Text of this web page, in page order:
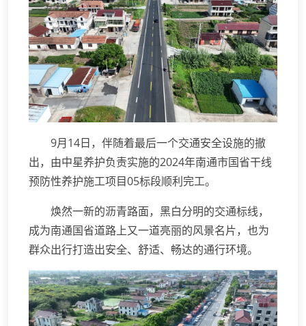
9月14日，伴随着最后一个交通安全设施的撤
出，由中星养护负责实施的2024年南通市国省干线
预防性养护施工项目05标段顺利完工。
焕然一新的沥青路面，黑白分明的交通标线，
成为南通国省道路上又一道亮丽的风景名片，也为
群众出行打造出安全、舒适、畅达的通行环境。